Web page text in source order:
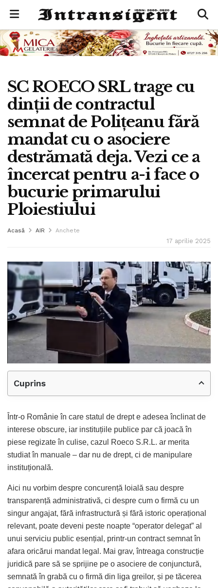
SC ROECO SRL trage cu
dinții de contractul
semnat de Polițeanu fără
mandat cu o asociere
destrămată deja. Vezi ce a
încercat pentru a-i face o
bucurie primarului
Ploiestiului
Acasă AIR Anchete
17 aprilie 2025
Cuprins
Într-o Românie în care statul de drept e adesea înclinat de
interese obscure, iar instituțiile publice par că joacă în
piese regizate în culise, cazul Roeco S.R.L. ar merita
studiat în manuale – dar nu de drept, ci de manipulare
instituțională.
Aici nu vorbim despre concurență loială sau despre
transparență administrativă, ci despre cum o firmă cu un
singur angajat, fără infrastructură și fără istoric operațional
relevant, poate deveni peste noapte “operator delegat” al
unui serviciu public esențial, printr-un contract semnat în
afara oricărui mandat legal. Mai grav, întreaga construcție
juridică pare să se sprijine pe o asociere de conjunctură,
semnată în grabă cu o firmă din liga greilor, și pe tăcerea